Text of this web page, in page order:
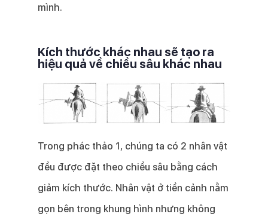
mình.
Kích thước khác nhau sẽ tạo ra
hiệu quả về chiều sâu khác nhau
Trong phác thảo 1, chúng ta có 2 nhân vật
đều được đặt theo chiều sâu bằng cách
giảm kích thước. Nhân vật ở tiền cảnh nằm
gọn bên trong khung hình nhưng không